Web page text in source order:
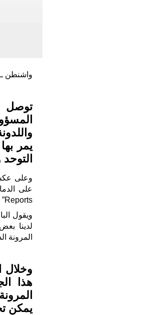
واشنطن
توصل
يمر
وعلى عكس
Reports” جزئياً معيناً مسؤولاً عن المرونة الدماغية.
ويقول
المرونة
وخلال
هذا
يمكن